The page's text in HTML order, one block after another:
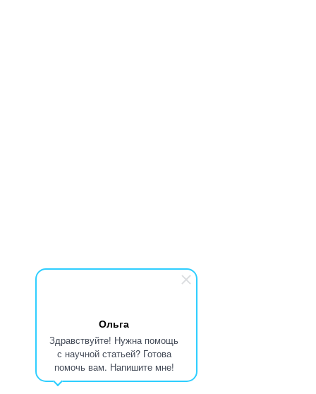
Ольга
Здравствуйте! Нужна помощь
с научной статьей? Готова
помочь вам. Напишите мне!